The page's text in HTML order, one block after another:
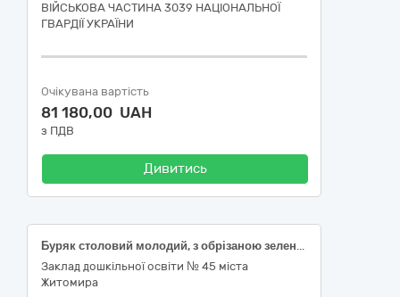
ВІЙСЬКОВА ЧАСТИНА 3039 НАЦІОНАЛЬНОЇ
ГВАРДІЇ УКРАЇНИ
Очікувана вартість
81 180,00 UAH
з ПДВ
Дивитись
Буряк столовий молодий, з обрізаною зеленню, першого товарного сорту, Морква молода свіжа, з обрізаною зеленню, Цибуля ріпчаста свіжа, рання, вищого товарного сорту, від 5 см, ДСТУ 3234, Апельсини свіжі, діаметр плоду не менше 5 см, вищого сорту, Яблука свіжі, пізньостиглі, першого товарного сорту, рожеві види плодів, ДСТУ 8133
Заклад дошкільної освіти № 45 міста
Житомира